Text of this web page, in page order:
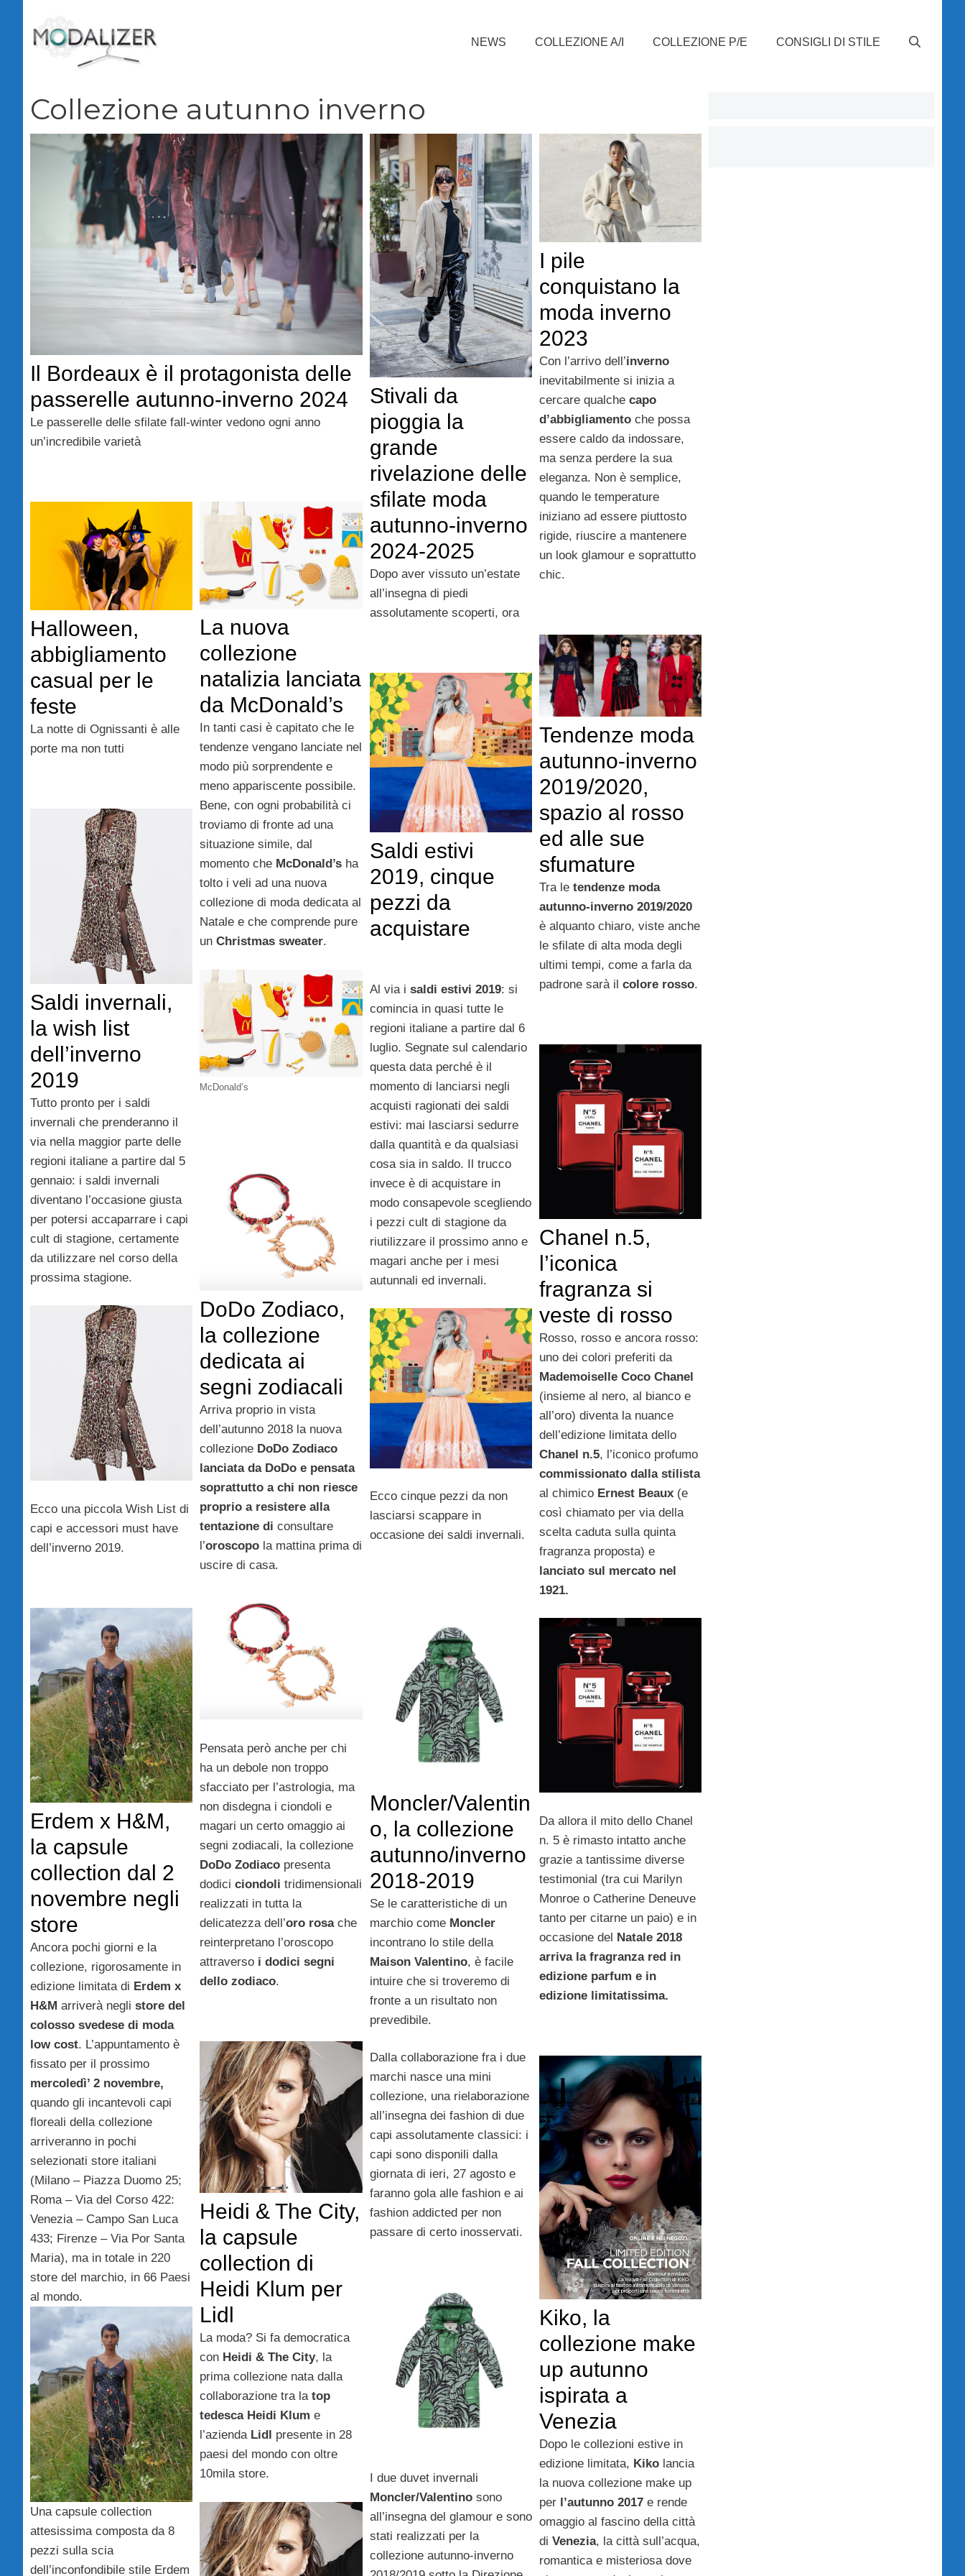
contenuto
NEWS COLLEZIONE A/I COLLEZIONE P/E CONSIGLI DI STILE
Collezione autunno inverno
Il Bordeaux è il protagonista delle
passerelle autunno-inverno 2024
Le passerelle delle sfilate fall-winter vedono ogni anno
un’incredibile varietà
Stivali da
pioggia la
grande
rivelazione delle
sfilate moda
autunno-inverno
2024-2025
Dopo aver vissuto un’estate
all’insegna di piedi
assolutamente scoperti, ora
I pile
conquistano la
moda inverno
2023
Con l’arrivo dell’inverno
inevitabilmente si inizia a
cercare qualche capo
d’abbigliamentoche possa
essere caldo da indossare,
ma senza perdere la sua
eleganza. Non è semplice,
quando le temperature
iniziano ad essere piuttosto
rigide, riuscire a mantenere
un look glamour e soprattutto
chic.
Halloween,
abbigliamento
casual per le
feste
La notte di Ognissanti è alle
porte ma non tutti
La nuova
collezione
natalizia lanciata
da McDonald’s
In tanti casi è capitato che le
tendenze vengano lanciate nel
modo più sorprendente e
meno appariscente possibile.
Bene, con ogni probabilità ci
troviamo di fronte ad una
situazione simile, dal
momento che McDonald’s ha
tolto i veli ad una nuova
collezione di moda dedicata al
Natale e che comprende pure
unChristmas sweater.
McDonald’s
Tendenze moda
autunno-inverno
2019/2020,
spazio al rosso
ed alle sue
sfumature
Tra letendenze moda
autunno-inverno 2019/2020
è alquanto chiaro, viste anche
le sfilate di alta moda degli
ultimi tempi, come a farla da
padrone sarà il colore rosso.
Saldi estivi
2019, cinque
pezzi da
acquistare
Al via i saldi estivi 2019: si
comincia in quasi tutte le
regioni italiane a partire dal 6
luglio. Segnate sul calendario
questa data perché è il
momento di lanciarsi negli
acquisti ragionati dei saldi
estivi: mai lasciarsi sedurre
dalla quantità e da qualsiasi
cosa sia in saldo. Il trucco
invece è di acquistare in
modo consapevole scegliendo
i pezzi cult di stagione da
riutilizzare il prossimo anno e
magari anche per i mesi
autunnali ed invernali.
Ecco cinque pezzi da non
lasciarsi scappare in
occasione dei saldi invernali.
Saldi invernali,
la wish list
dell’inverno
2019
Tutto pronto per i saldi
invernali che prenderanno il
via nella maggior parte delle
regioni italiane a partire dal 5
gennaio: i saldi invernali
diventano l’occasione giusta
per potersi accaparrare i capi
cult di stagione, certamente
da utilizzare nel corso della
prossima stagione.
Ecco una piccola Wish List di
capi e accessori must have
dell’inverno 2019.
Chanel n.5,
l’iconica
fragranza si
veste di rosso
Rosso, rosso e ancora rosso:
uno dei colori preferiti da
Mademoiselle Coco Chanel
(insieme al nero, al bianco e
all’oro) diventa la nuance
dell’edizione limitata dello
Chanel n.5, l’iconico profumo
commissionato dalla stilista
al chimico Ernest Beaux(e
così chiamato per via della
scelta caduta sulla quinta
fragranza proposta) e
lanciato sul mercato nel
1921.
Da allora il mito dello Chanel
n. 5 è rimasto intatto anche
grazie a tantissime diverse
testimonial (tra cui Marilyn
Monroe o Catherine Deneuve
tanto per citarne un paio) e in
occasione del Natale 2018
arriva la fragranza red in
edizione parfum e in
edizione limitatissima.
DoDo Zodiaco,
la collezione
dedicata ai
segni zodiacali
Arriva proprio in vista
dell’autunno 2018 la nuova
collezione DoDo Zodiaco
lanciata da DoDo e pensata
soprattutto a chi non riesce
proprio a resistere alla
tentazione diconsultare
l’oroscopo la mattina prima di
uscire di casa.
Pensata però anche per chi
ha un debole non troppo
sfacciato per l’astrologia, ma
non disdegna i ciondoli e
magari un certo omaggio ai
segni zodiacali, la collezione
DoDo Zodiaco presenta
dodiciciondoli tridimensionali
realizzati in tutta la
delicatezza dell’oro rosache
reinterpretano l’oroscopo
attraverso i dodici segni
dello zodiaco.
Moncler/Valentin
o, la collezione
autunno/inverno
2018-2019
Se le caratteristiche di un
marchio come Moncler
incontrano lo stile della
Maison Valentino, è facile
intuire che si troveremo di
fronte a un risultato non
prevedibile.
Dalla collaborazione fra i due
marchi nasce una mini
collezione, una rielaborazione
all’insegna dei fashion di due
capi assolutamente classici: i
capi sono disponili dalla
giornata di ieri, 27 agosto e
faranno gola alle fashion e ai
fashion addicted per non
passare di certo inosservati.
I due duvet invernali
Moncler/Valentino sono
all’insegna del glamour e sono
stati realizzati per la
collezione autunno-inverno
Erdem x H&M,
la capsule
collection dal 2
novembre negli
store
Ancora pochi giorni e la
collezione, rigorosamente in
edizione limitata di Erdem x
H&M arriverà negli store del
colosso svedese di moda
low cost. L’appuntamento è
fissato per il prossimo
mercoledì’ 2 novembre,
quando gli incantevoli capi
floreali della collezione
arriveranno in pochi
selezionati store italiani
(Milano – Piazza Duomo 25;
Roma – Via del Corso 422:
Venezia – Campo San Luca
433; Firenze – Via Por Santa
Maria), ma in totale in 220
store del marchio, in 66 Paesi
al mondo.
Una capsule collection
attesissima composta da 8
pezzi sulla scia
dell’inconfondibile stile Erdem
Heidi & The City,
la capsule
collection di
Heidi Klum per
Lidl
La moda? Si fa democratica
con Heidi & The City, la
prima collezione nata dalla
collaborazione tra latop
tedesca Heidi Klum e
l’azienda Lidl presente in 28
paesi del mondo con oltre
10mila store.
Kiko, la
collezione make
up autunno
ispirata a
Venezia
Dopo le collezioni estive in
edizione limitata, Kikolancia
la nuova collezione make up
per l’autunno 2017e rende
omaggio al fascino della città
di Venezia, la città sull’acqua,
romantica e misteriosa dove